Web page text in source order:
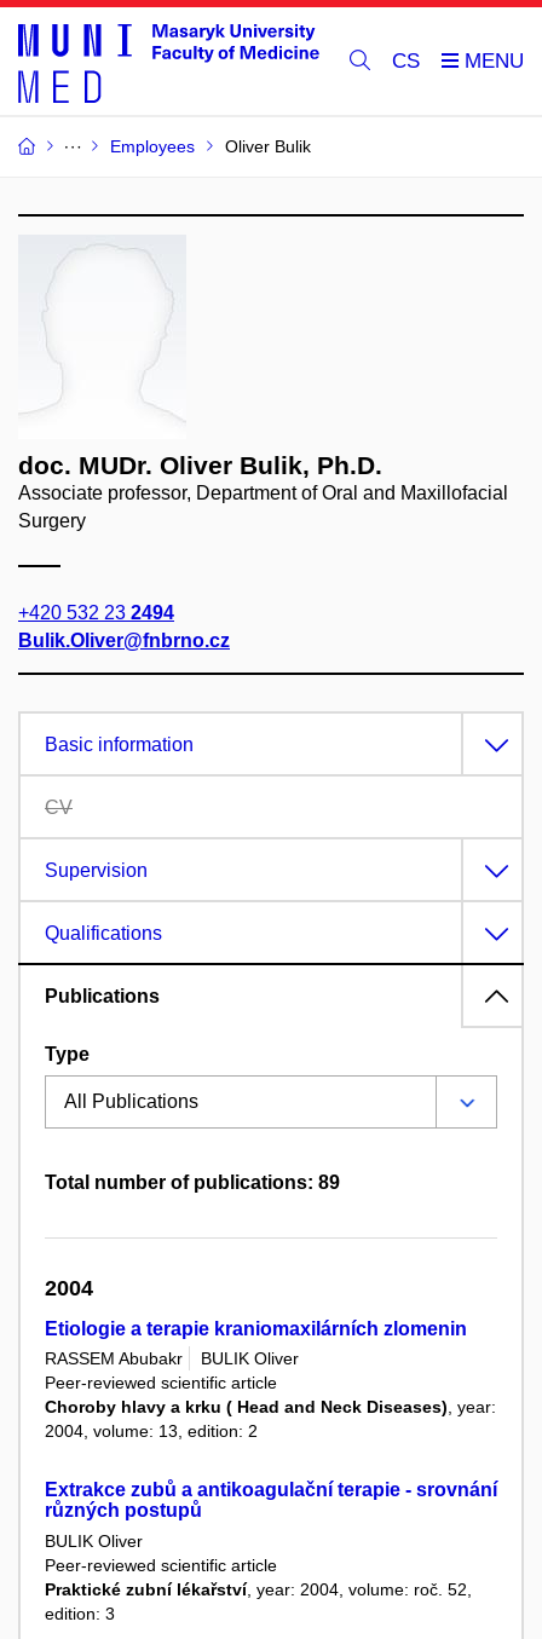
CS
Employees Oliver Bulik
doc. MUDr. Oliver Bulik, Ph.D.
Associate professor, Department of Oral and Maxillofacial
Surgery
+420 532 23 2494
Bulik.Oliver@fnbrno.cz
Basic information
CV
Supervision
Qualifications
Publications
Type
Total number of publications: 89
2004
Etiologie a terapie kraniomaxilárních zlomenin
RASSEM Abubakr
BULIK Oliver
Peer-reviewed scientific article
Choroby hlavy a krku ( Head and Neck Diseases), year:
2004, volume: 13, edition: 2
Extrakce zubů a antikoagulační terapie - srovnání
různých postupů
BULIK Oliver
Peer-reviewed scientific article
Praktické zubní lékařství, year: 2004, volume: roč. 52,
edition: 3